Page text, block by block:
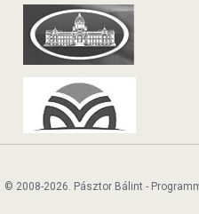
© 2008-2026. Pásztor Bálint -